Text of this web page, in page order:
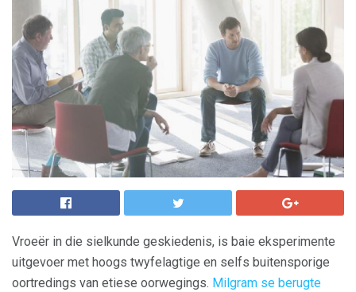
Vroeër in die sielkunde geskiedenis, is baie eksperimente
uitgevoer met hoogs twyfelagtige en selfs buitensporige
oortredings van etiese oorwegings. Milgram se berugte